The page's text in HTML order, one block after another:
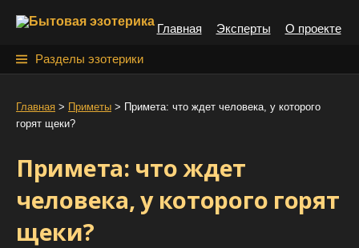
Главная Эксперты О проекте
Разделы эзотерики
й
Главная > Приметы > Примета: что ждет человека, у которого
горят щеки?
Примета: что ждет
человека, у которого горят
щеки?